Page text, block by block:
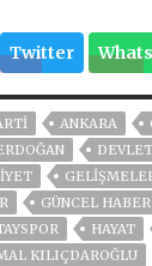
Twitter
ANKARA
GÜNCEL HABER
HAYAT
KILIÇDAROĞLU